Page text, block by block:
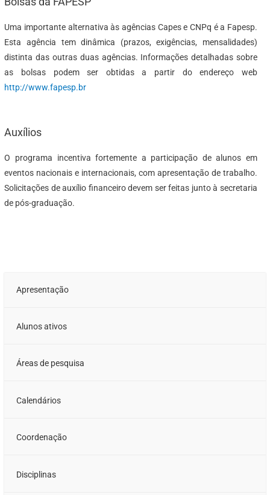
Apresentação
Alunos ativos
Áreas de pesquisa
Calendários
Coordenação
Disciplinas
Uma importante alternativa às agências Capes e CNPq é a Fapesp.
Esta agência tem dinâmica (prazos, exigências, mensalidades)
distinta das outras duas agências. Informações detalhadas sobre
as bolsas podem ser obtidas a partir do endereço web
http://www.fapesp.br
Auxílios
O programa incentiva fortemente a participação de alunos em
eventos nacionais e internacionais, com apresentação de trabalho.
Solicitações de auxílio financeiro devem ser feitas junto à secretaria
de pós-graduação.